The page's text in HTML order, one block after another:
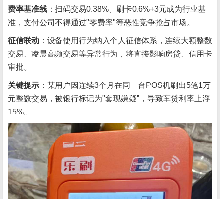
费率基准线 ：扫码交易0.38%、刷卡0.6%+3元成为行业基
准，支付公司不得通过"零费率"等恶性竞争抢占市场。
征信联动 ：设备使用行为纳入个人征信体系，连续大额整数
交易、凌晨高频交易等异常行为，将直接影响房贷、信用卡
审批。
关键提示 ：某用户因连续3个月在同一台POS机刷出5笔1万
元整数交易，被银行标记为"套现嫌疑"，导致车贷利率上浮
15%。